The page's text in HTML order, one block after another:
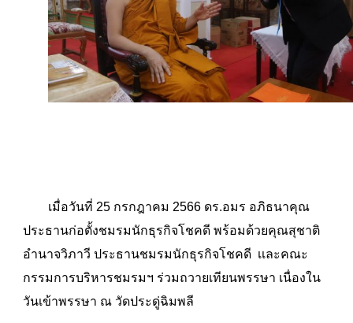
เมื่อวันที่ 25 กรกฎาคม 2566 ดร.อมร​ อภิ​ธนา​คุณ​
ประธานก่อตั้งชมรมนักธุรกิจโชคดี​ พร้อมด้วยคุณสุชาติ​
อำนาจวิภาวี​ ประธาน​ชมรม​นักธุรกิจโชคดี​ เเละคณะ
กรรมการบริหารชมรมฯ​ ร่วมถวายเทียนพรรษา​ เนื่องใน
วันเข้าพรรษา​ ณ​ วัดประดู่ฉิมพลี